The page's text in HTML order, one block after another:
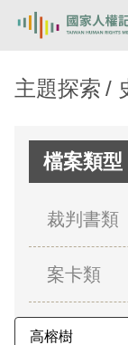
新生訓導處
關於我們
意見信箱
主題探索
檔案類型
裁判書類
案卡類